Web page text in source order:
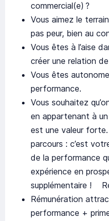
commercial(e) ?
Vous aimez le
pas peur, bien au
Vous êtes à l’aise
créer une relation
Vous êtes
performance.
Vous souhaitez
en appartenant à un
est une valeur
parcours : c’est
de la performance
expérience en
supplémentaire !
Rémunération
performance +